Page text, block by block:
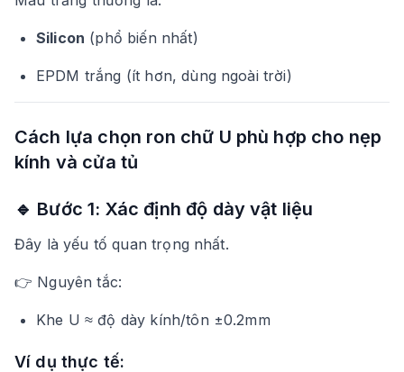
Silicon (phổ biến nhất)
EPDM trắng (ít hơn, dùng ngoài trời)
Cách lựa chọn ron chữ U phù hợp cho nẹp
kính và cửa tủ
🔹 Bước 1: Xác định độ dày vật liệu
Đây là yếu tố quan trọng nhất.
👉 Nguyên tắc:
Khe U ≈ độ dày kính/tôn ±0.2mm
Ví dụ thực tế: